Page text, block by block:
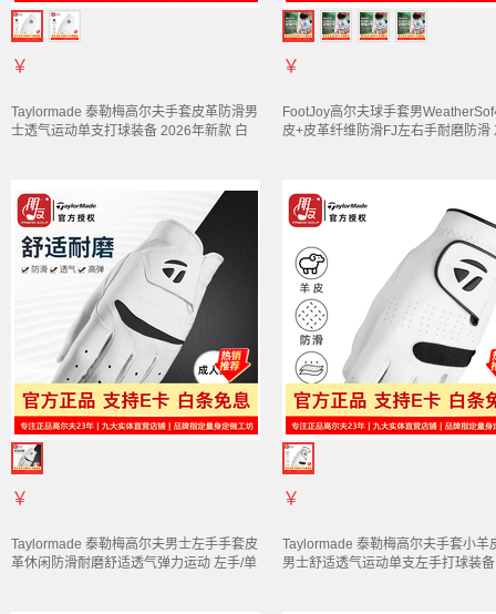
￥
Taylormade 泰勒梅高尔夫手套皮革防滑男
士透气运动单支打球装备 2026年新款 白
￥
FootJoy高尔夫球手套男
皮+皮革纤维防滑FJ左右手耐磨防滑
￥
Taylormade 泰勒梅高尔夫男士左手手套皮
革休闲防滑耐磨舒适透气弹力运动 左手/单
￥
Taylormade 泰勒梅高尔夫手套小羊
男士舒适透气运动单支左手打球装